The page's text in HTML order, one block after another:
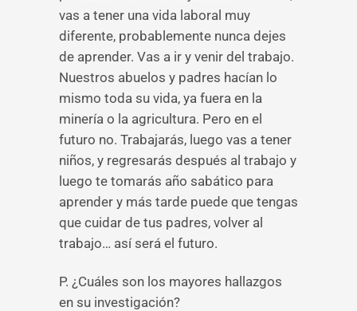
vas a tener una vida laboral muy
diferente, probablemente nunca dejes
de aprender. Vas a ir y venir del trabajo.
Nuestros abuelos y padres hacían lo
mismo toda su vida, ya fuera en la
minería o la agricultura. Pero en el
futuro no. Trabajarás, luego vas a tener
niños, y regresarás después al trabajo y
luego te tomarás año sabático para
aprender y más tarde puede que tengas
que cuidar de tus padres, volver al
trabajo… así será el futuro.
P. ¿Cuáles son los mayores hallazgos
en su investigación?